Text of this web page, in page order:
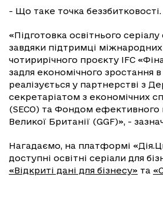
- Що таке точка беззбитковості.
«Підготовка освітнього
завдяки підтримці
чотирирічного проєкту IFC
задля економічного зростання в
реалізується у партнерстві з
секретаріатом з економічних
(SECO) та Фондом ефективного
Великої Британії (GGF)», -
Нагадаємо, на платформі
доступні освітні серіали для
«Відкриті дані для бізнесу» та